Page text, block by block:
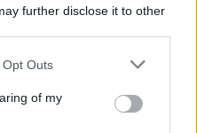
further disclose it to other
Outs
of my